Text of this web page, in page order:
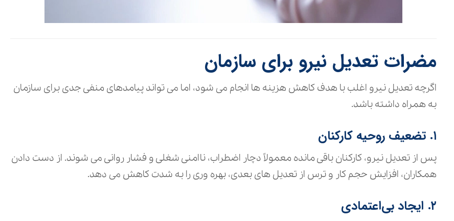
مضرات تعدیل نیرو برای سازمان
اگرچه تعدیل نیرو اغلب با هدف کاهش هزینه‌ ها انجام می‌ شود، اما می‌ تواند پیامدهای منفی جدی برای سازمان
به همراه داشته باشد.
۱. تضعیف روحیه کارکنان
پس از تعدیل نیرو، کارکنان باقی‌ مانده معمولاً دچار اضطراب، ناامنی شغلی و فشار روانی می‌ شوند. از دست دادن
همکاران، افزایش حجم کار و ترس از تعدیل‌ های بعدی، بهره‌ وری را به‌ شدت کاهش می‌ دهد.
۲. ایجاد بی‌اعتمادی